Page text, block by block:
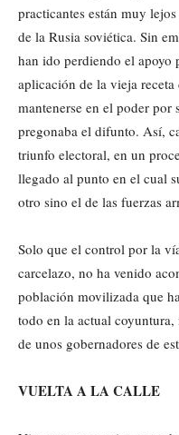
practicantes están muy
de la Rusia soviética. Sin
han ido perdiendo el apoyo
aplicación de la vieja
mantenerse en el poder
pregonaba el difunto. Así,
triunfo electoral, en un
llegado al punto en el cual
otro sino el de las fuerzas
Solo que el control por la
carcelazo, no ha venido
población movilizada que
todo en la actual
de unos gobernadores de
VUELTA A LA CALLE